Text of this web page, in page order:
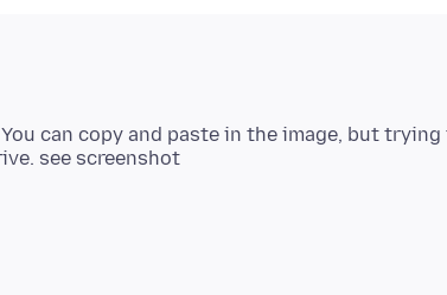
can copy and paste in the image, but